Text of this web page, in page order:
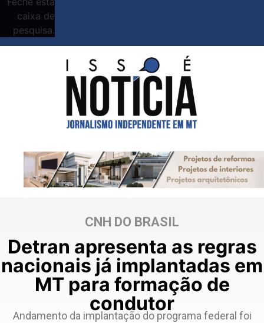
caixa de
pesquisa.
CNH DO BRASIL
Detran apresenta as regras
nacionais já implantadas em
MT para formação de
condutor
Andamento da implantação do programa federal foi